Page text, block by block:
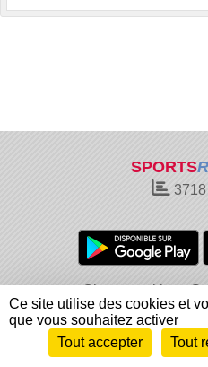
SPORTS
3718
Charte cookies
Informations légales
Envie de participer ?
Ce site utilise des cookies et
que vous souhaitez activer
Tout accepter
Tout